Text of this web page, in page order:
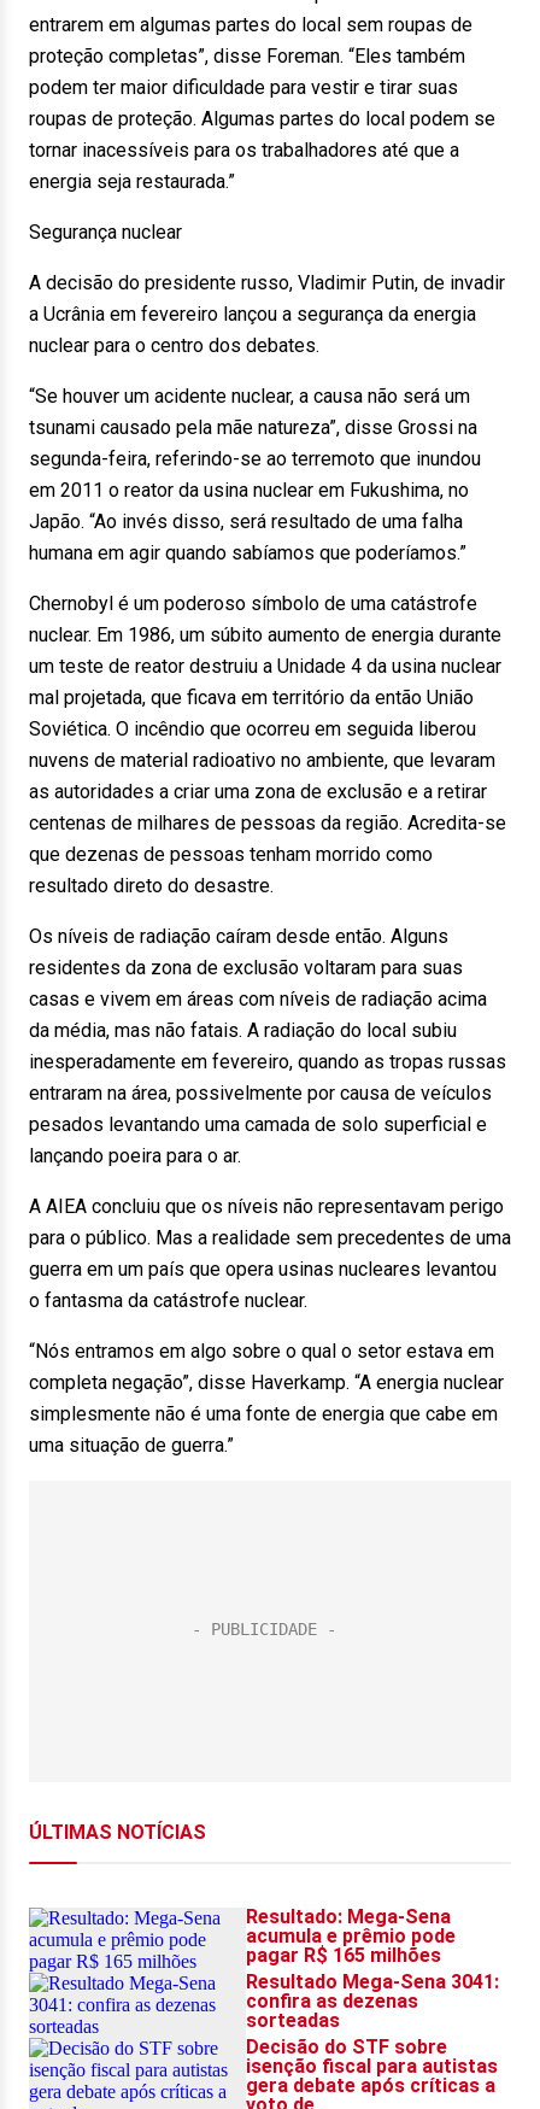
entrarem em algumas partes do local sem roupas de
proteção completas”, disse Foreman. “Eles também
podem ter maior dificuldade para vestir e tirar suas
roupas de proteção. Algumas partes do local podem se
tornar inacessíveis para os trabalhadores até que a
energia seja restaurada.”
Segurança nuclear
A decisão do presidente russo, Vladimir Putin, de invadir
a Ucrânia em fevereiro lançou a segurança da energia
nuclear para o centro dos debates.
“Se houver um acidente nuclear, a causa não será um
tsunami causado pela mãe natureza”, disse Grossi na
segunda-feira, referindo-se ao terremoto que inundou
em 2011 o reator da usina nuclear em Fukushima, no
Japão. “Ao invés disso, será resultado de uma falha
humana em agir quando sabíamos que poderíamos.”
Chernobyl é um poderoso símbolo de uma catástrofe
nuclear. Em 1986, um súbito aumento de energia durante
um teste de reator destruiu a Unidade 4 da usina nuclear
mal projetada, que ficava em território da então União
Soviética. O incêndio que ocorreu em seguida liberou
nuvens de material radioativo no ambiente, que levaram
as autoridades a criar uma zona de exclusão e a retirar
centenas de milhares de pessoas da região. Acredita-se
que dezenas de pessoas tenham morrido como
resultado direto do desastre.
Os níveis de radiação caíram desde então. Alguns
residentes da zona de exclusão voltaram para suas
casas e vivem em áreas com níveis de radiação acima
da média, mas não fatais. A radiação do local subiu
inesperadamente em fevereiro, quando as tropas russas
entraram na área, possivelmente por causa de veículos
pesados levantando uma camada de solo superficial e
lançando poeira para o ar.
A AIEA concluiu que os níveis não representavam perigo
para o público. Mas a realidade sem precedentes de uma
guerra em um país que opera usinas nucleares levantou
o fantasma da catástrofe nuclear.
“Nós entramos em algo sobre o qual o setor estava em
completa negação”, disse Haverkamp. “A energia nuclear
simplesmente não é uma fonte de energia que cabe em
uma situação de guerra.”